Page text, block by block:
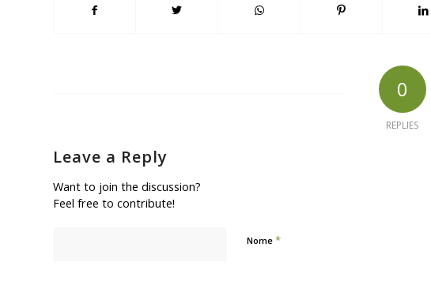
0
REPLIES
Leave a Reply
Want to join the discussion?
Feel free to contribute!
Nome *